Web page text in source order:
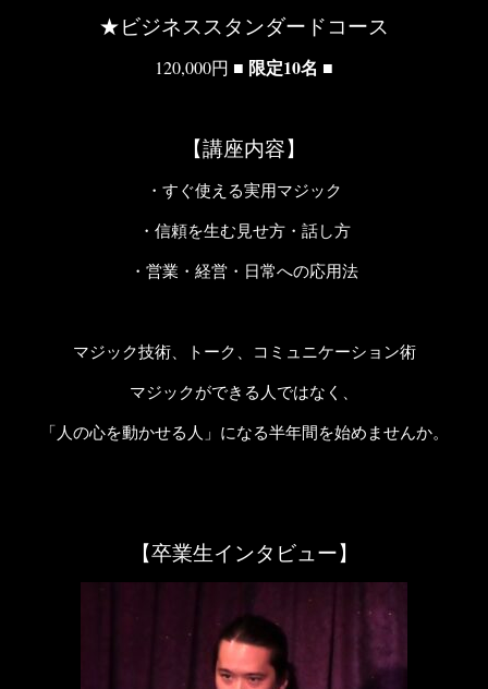
★ビジネススタンダードコース
120,000円 ■ 限定10名 ■
【講座内容】
・すぐ使える実用マジック
・信頼を生む見せ方・話し方
・営業・経営・日常への応用法
マジック技術、トーク、コミュニケーション術
マジックができる人ではなく、
「人の心を動かせる人」になる半年間を始めませんか。
【卒業生インタビュー】